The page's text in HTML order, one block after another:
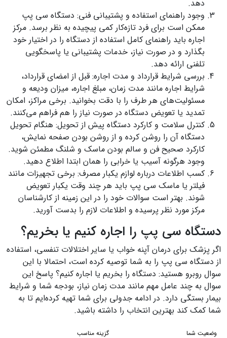
دهد.
وجود راهنمای استفاده و پشتیبانی فنی: دستگاه سی پپ
ممکن است برای فرد تازه‌کار کمی پیچیده به نظر برسد. مرکز
اجاره باید راهنمای کامل استفاده از دستگاه را در اختیار خود
بگذارد و در صورت نیاز، خدمات پشتیبانی یا پاسخگویی
تلفنی ارائه دهد.
بررسی شرایط قرارداد و مدت اجاره: قبل از امضای قرارداد،
شرایط اجاره مانند مدت زمان، مبلغ اجاره، میزان ودیعه و
مسئولیت‌های هر طرف را با دقت بخوانید. برخی مراکز، امکان
تمدید یا تعویض دستگاه در صورت نیاز را هم فراهم می‌کنند.
کنترل سلامت و کارکرد دستگاه پیش از تحویل: هنگام تحویل
دستگاه آن را روشن کرده و از روشن بودن صفحه نمایش،
کارکرد صحیح فن و سالم بودن ماسک و شلنگ مطمئن شوید.
وجود هرگونه آسیب یا خرابی را همان ابتدا اطلاع دهید.
کسب اطلاعات درباره لوازم یکبار مصرف: برخی تجهیزات مانند
فیلتر یا ماسک سی پپ باید هر چند وقت یکبار تعویض
شوند. بهتر است سوالات خود را در این زمینه از کارشناسان
مرکز مورد نظر پرسیده و اطلاعات لازم را بدست آورید.
دستگاه سی پپ را اجاره کنیم یا بخریم؟
اگر پزشک برای درمان آپنه خواب یا سایر اختلالات تنفسی، استفاده
از دستگاه سی پپ را به شما توصیه کرده است، احتمالا با این
سوال روبرو هستید: دستگاه را بخریم یا اجاره کنیم؟ پاسخ این
سوال به چند عامل مهم مانند مدت زمان نیاز، بودجه شما و شرایط
بیمار بستگی دارد. در ادامه جدولی برای شما تهیه کرده‌ایم تا به
شما کمک کند بهترین انتخاب را داشته باشید.
وضعیت شما گزینه مناسب